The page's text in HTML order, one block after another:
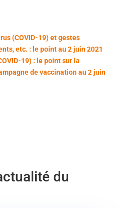
(COVID-19) et gestes
etc. : le point au 2 juin 2021
19) : le point sur la
de vaccination au 2 juin
du